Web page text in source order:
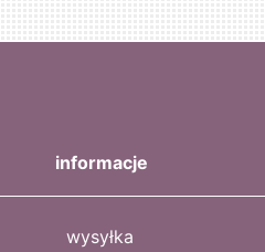
informacje
wysyłka